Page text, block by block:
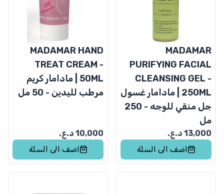
MADAMAR
PURIFYING FACIAL
CLEANSING GEL -
250ML | مادامار غسول
جل منقي للوجه - 250
مل
13,000 د.ع.
اضف الى السلة
MADAMAR HAND
TREAT CREAM -
50ML | مادامار كريم
مرطب لليدين - 50 مل
10,000 د.ع.
اضف الى السلة